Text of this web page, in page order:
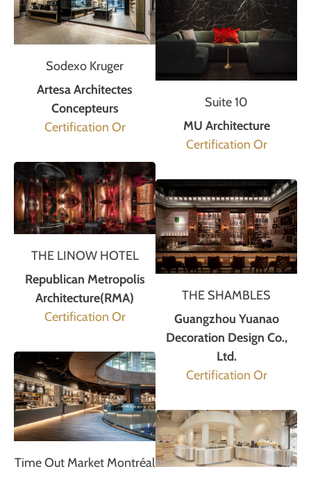
Sodexo Kruger
Artesa Architectes
Concepteurs
Certification Or
THE LINOW HOTEL
Republican Metropolis
Architecture(RMA)
Certification Or
Time Out Market Montréal
Suite 10
MU Architecture
Certification Or
THE SHAMBLES
Guangzhou Yuanao
Decoration Design Co.,
Ltd.
Certification Or